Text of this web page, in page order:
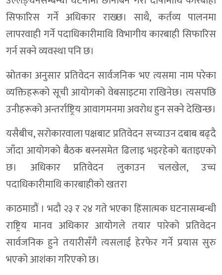
सिफारिस गर्ने अधिकार राख्छ। साथै, कर्तव्य पालनमा
लापरवाही गर्ने पदाधिकारीमाथि विभागीय कारबाही सिफारिस
गर्न सक्ने व्यवस्था पनि छ।
स्रोतका अनुसार प्रतिवेदन सार्वजनिक भए त्यसमा नाम परेका
व्यक्तिहरूको सूची आयोगको वेबसाइटमा राखिनेछ। त्यसपछि
उनीहरूको अन्तर्राष्ट्रिय आवागमनमा अवरोध हुन सक्ने देखिन्छ।
यसैबीच, सरोकारवाला पक्षबाट प्रतिवेदन सच्याउन दबाब बढ्दै
जाँदा आयोगको बैठक बस्नसमेत ढिलाइ भइरहेको बताइएको
छ। अधिकार प्रतिवेदन लुकाउन चलखेल, उच्च
पदाधिकारीमाथि कारबाहीको खतरा
काठमाडौं । भदौ २३ र २४ गते भएका हिंसात्मक घटनासम्बन्धी
राष्ट्रिय मानव अधिकार आयोगले तयार पारेको प्रतिवेदन
सार्वजनिक हुने तयारीसँगै त्यसलाई हेरफेर गर्ने प्रयास सुरु
भएको आशंका गरिएको छ।